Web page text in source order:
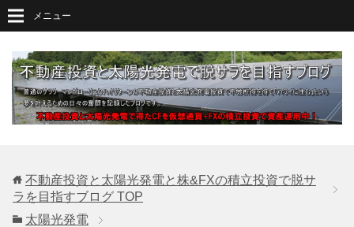
メニュー
不動産投資と太陽光発電と株&FXの積立投資で脱サ
ラを目指すブログ TOP
太陽光発電